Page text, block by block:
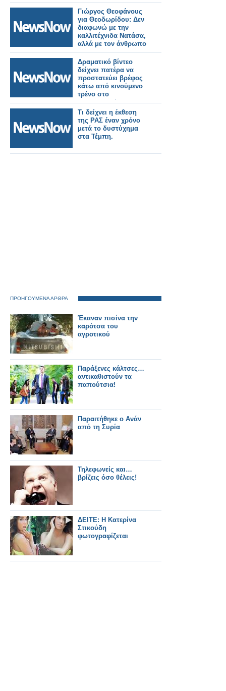
Γιώργος Θεοφάνους
για Θεοδωρίδου: Δεν
διαφωνώ με την
καλλιτέχνιδα Νατάσα,
αλλά με τον άνθρωπο
Δραματικό βίντεο
δείχνει πατέρα να
προστατεύει βρέφος
κάτω από κινούμενο
τρένο στο
Μπαγκλαντές!
Τι δείχνει η έκθεση
της ΡΑΣ έναν χρόνο
μετά το δυστύχημα
στα Τέμπη.
ΠΡΟΗΓΟΥΜΕΝΑ ΑΡΘΡΑ
Έκαναν πισίνα την
καρότσα του
αγροτικού
Παράξενες κάλτσες…
αντικαθιστούν τα
παπούτσια!
Παραιτήθηκε ο Ανάν
από τη Συρία
Τηλεφωνείς και…
βρίζεις όσο θέλεις!
ΔΕΙΤΕ: Η Κατερίνα
Στικούδη
φωτογραφίζεται